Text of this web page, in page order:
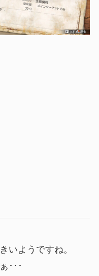
いようですね。
･･･